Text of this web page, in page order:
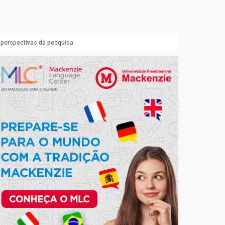
da pesquisa